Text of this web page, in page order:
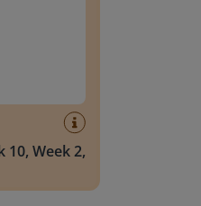
10, Week 2,